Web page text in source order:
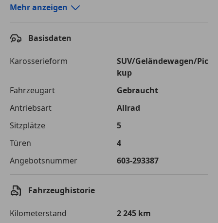
Autokredit-Rechner von durchblicker.at
120 Monate
Kreditbetrag
€ 73 000,-
Gesamtbetrag
Einberechnete Gebühren
€ 0,-
Effektivzinsatz
Sollzinssatz
Monatliche Rate € 857,03
Mehr anzeigen
Basisdaten
Karosserieform
SUV/Geländewagen/Pic
kup
Fahrzeugart
Gebraucht
Antriebsart
Allrad
Sitzplätze
5
Türen
4
Angebotsnummer
603-293387
Fahrzeughistorie
Kilometerstand
2 245 km